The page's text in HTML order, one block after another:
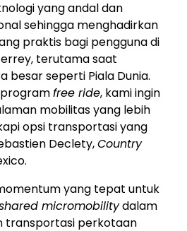
yang andal dan
sehingga menghadirkan
praktis bagi pengguna di
terutama saat
besar seperti Piala Dunia.
free ride, kami ingin
mobilitas yang lebih
opsi transportasi yang
Declety,Country
yang tepat untuk
micromobilitydalam
transportasi perkotaan